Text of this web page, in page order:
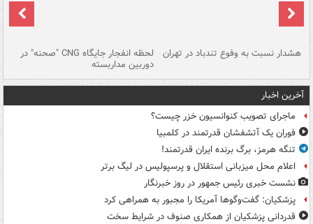
هشدار نسبت به وفوع تندباد در تهران لحظه انفجار جایگاه CNG "صحنه" در
دوربین مداربسته
آخرین اخبار
ماجرای تصویب کنوانسیون خزر چیست؟
فوران یک آتشفشان قدرتمند در کلمبیا
تنگه هرمز، برگ برنده ایران قدرتمند!
اعلام محل میزبانی استقلال و پرسپولیس در لیگ برتر
نشست خبری رئیس جمهور در روز خبرنگار
پزشکیان: گفت‌وگوها آمریکا را مجبور به همراهی کرد
قدردانی پزشکیان از همکاری صنوف در شرایط سخت